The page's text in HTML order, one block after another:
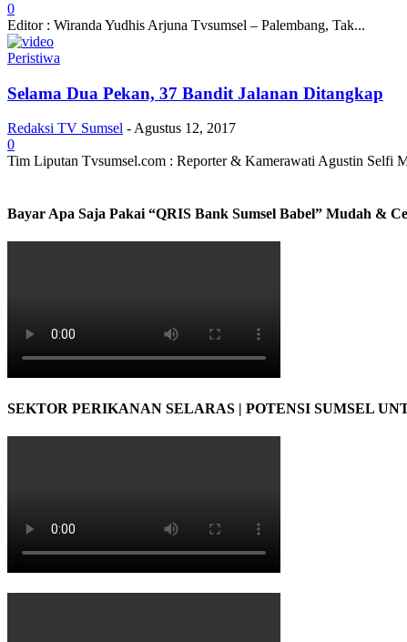
0
Editor : Wiranda Yudhis Arjuna Tvsumsel – Palembang, Tak...
Peristiwa
Selama Dua Pekan, 37 Bandit Jalanan Ditangkap
Redaksi TV Sumsel - Agustus 12, 2017
0
Tim Liputan Tvsumsel.com : Reporter & Kamerawati Agustin Selfi
Bayar Apa Saja Pakai “QRIS Bank Sumsel Babel” Mudah &
SEKTOR PERIKANAN SELARAS | POTENSI SUMSEL